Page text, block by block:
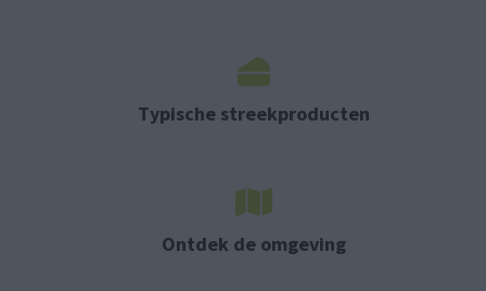
Typische streekproducten
Ontdek de omgeving